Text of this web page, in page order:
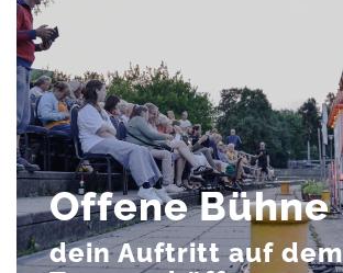
Offene Bühne
dein Auftritt auf dem